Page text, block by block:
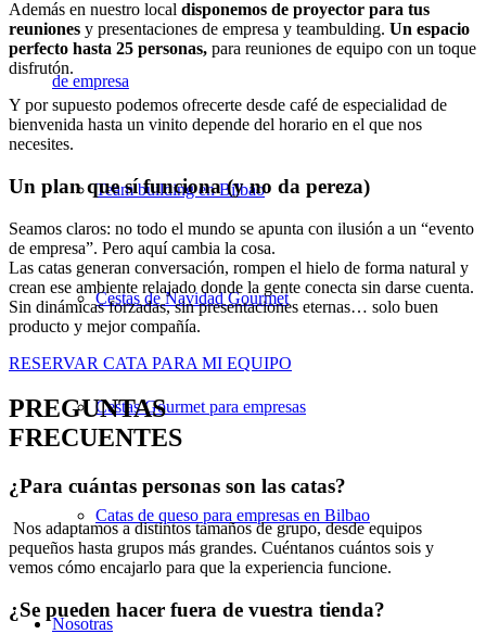
de empresa
Team building en Bilbao
Cestas de Navidad Gourmet
Cestas Gourmet para empresas
Catas de queso para empresas en Bilbao
Nosotras
Además en nuestro local disponemos de proyector para tus
reuniones y presentaciones de empresa y teambulding. Un espacio
perfecto hasta 25 personas, para reuniones de equipo con un toque
disfrutón.
Y por supuesto podemos ofrecerte desde café de especialidad de
bienvenida hasta un vinito depende del horario en el que nos
necesites.
Un plan que sí funciona (y no da pereza)
Seamos claros: no todo el mundo se apunta con ilusión a un “evento
de empresa”. Pero aquí cambia la cosa.
Las catas generan conversación, rompen el hielo de forma natural y
crean ese ambiente relajado donde la gente conecta sin darse cuenta.
Sin dinámicas forzadas, sin presentaciones eternas… solo buen
producto y mejor compañía.
RESERVAR CATA PARA MI EQUIPO
PREGUNTAS
FRECUENTES
¿Para cuántas personas son las catas?
Nos adaptamos a distintos tamaños de grupo, desde equipos
pequeños hasta grupos más grandes. Cuéntanos cuántos sois y
vemos cómo encajarlo para que la experiencia funcione.
¿Se pueden hacer fuera de vuestra tienda?